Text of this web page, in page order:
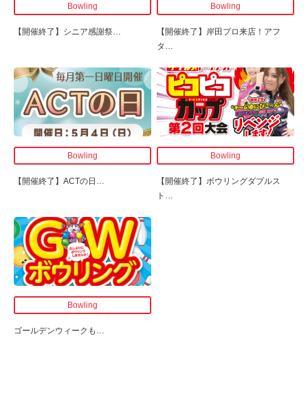
Bowling
【開催終了】 シニア感謝祭…
Bowling
【開催終了】 岸田プロ来店！アフ
タ …
Bowling
【開催終了】 ACTの日 …
Bowling
【開催終了】ボウリングダブルス
ト …
Bowling
ゴールデンウィークも …